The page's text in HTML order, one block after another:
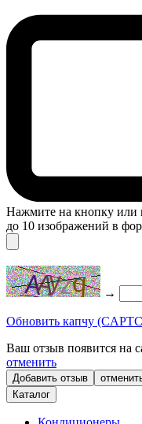
Нажмите на кнопку или
до 10 изображений в
→
Обновить капчу
Ваш отзыв появится на
отменить
Каталог